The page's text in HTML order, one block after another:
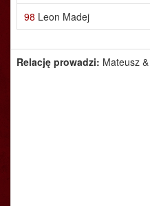
98 Leon Madej
Relację prowadzi: Mateusz